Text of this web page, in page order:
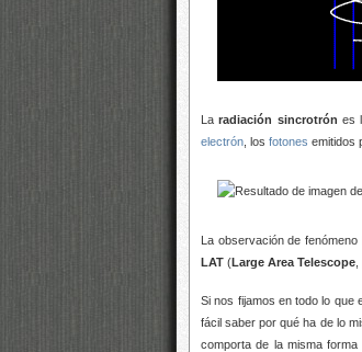
Laradiación sincrotrón es
electrón , los fotones emitidos
La observación de fenómeno
LAT (Large Area Telescope
Si nos fijamos en todo lo que
fácil saber por qué ha de lo
comporta de la misma